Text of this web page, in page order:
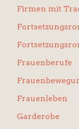
Firmen mit
Frauenberufe
Frauenleben
Garderobe